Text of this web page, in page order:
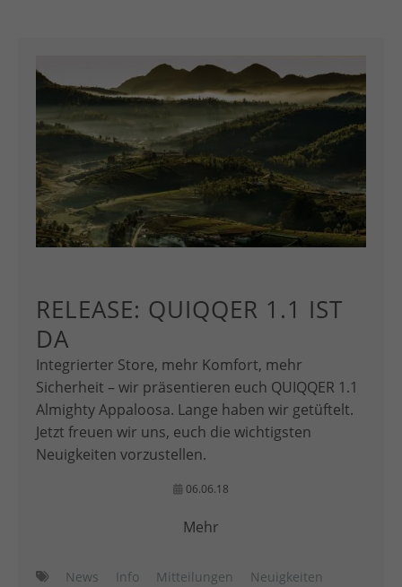
RELEASE: QUIQQER 1.1 IST
DA
Integrierter Store, mehr Komfort, mehr
Sicherheit – wir präsentieren euch QUIQQER 1.1
Almighty Appaloosa. Lange haben wir getüftelt.
Jetzt freuen wir uns, euch die wichtigsten
Neuigkeiten vorzustellen.
06.06.18
Mehr
News Info Mitteilungen
Neuigkeiten